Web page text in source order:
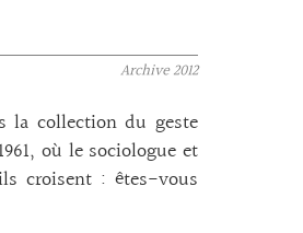
Archive2012
la collection du geste
où le sociologue et
croisent : êtes-vous